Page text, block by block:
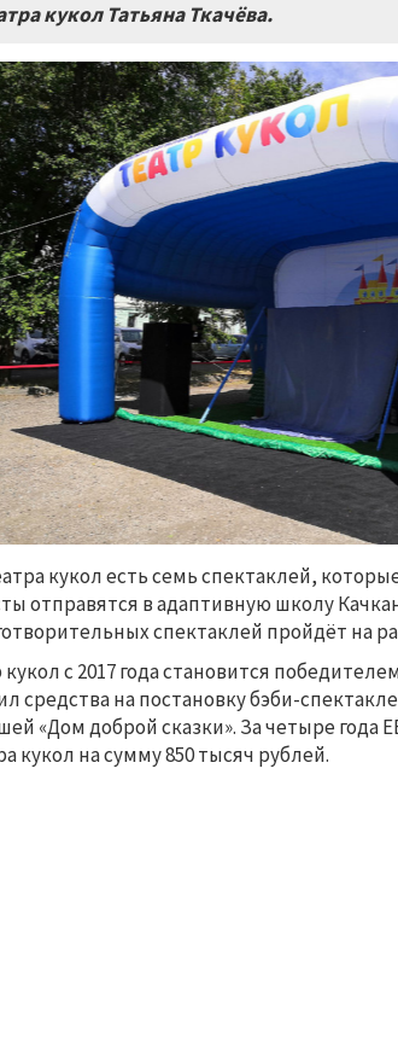
кукол Татьяна Ткачёва.
кукол есть семь спектаклей,
отправятся в адаптивную школу
спектаклей пройдёт на
с 2017 года становится
средства на постановку бэби-
«Дом доброй сказки». За четыре года
кукол на сумму 850 тысяч рублей.